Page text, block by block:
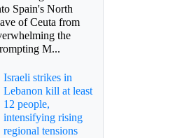
Spain's North
of Ceuta from
the
M...
Israeli strikes in
Lebanon kill at least
12 people,
intensifying rising
regional tensions